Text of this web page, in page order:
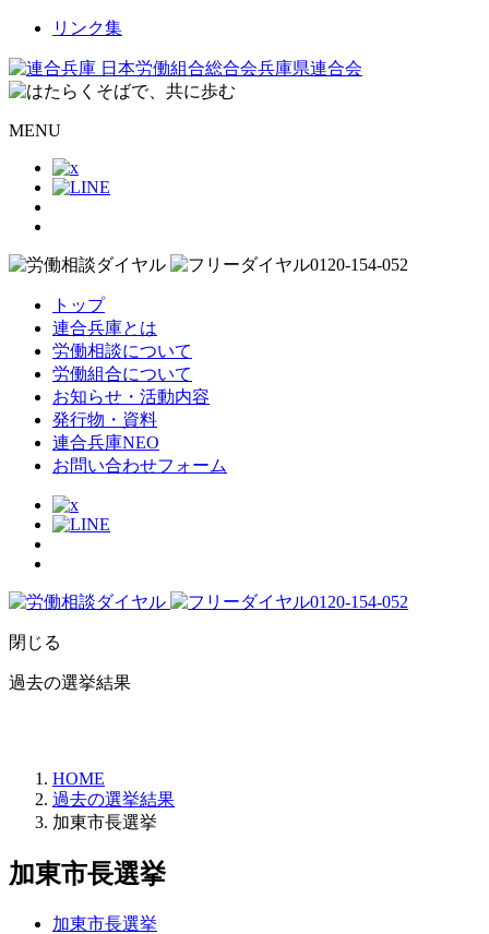
リンク集
MENU
トップ
連合兵庫とは
労働相談について
労働組合について
お知らせ・活動内容
発行物・資料
連合兵庫NEO
お問い合わせフォーム
閉じる
過去の選挙結果
HOME
過去の選挙結果
加東市長選挙
加東市長選挙
加東市長選挙